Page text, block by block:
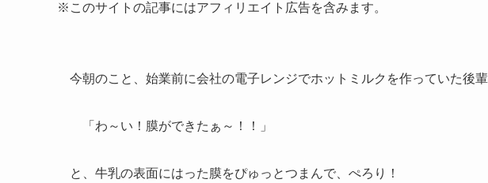
※このサイトの記事にはアフィリエイト広告を含みます。
今朝のこと、始業前に会社の電子レンジでホットミルクを作っていた後輩
「わ～い！膜ができたぁ～！！」
と、牛乳の表面にはった膜をぴゅっとつまんで、ぺろり！